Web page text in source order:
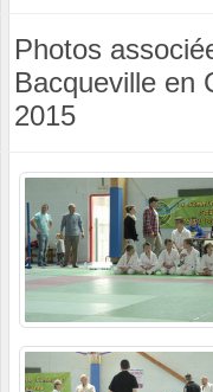
Photos
Bacqueville en
2015